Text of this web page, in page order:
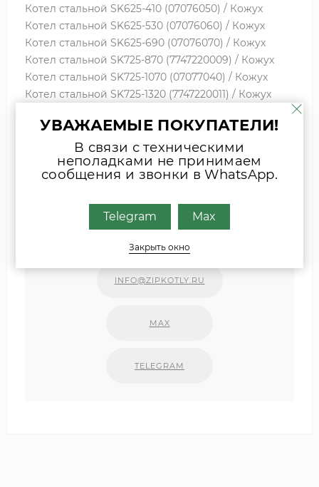
Котел стальной SK625-410 (07076050) / Кожух
Котел стальной SK625-530 (07076060) / Кожух
Котел стальной SK625-690 (07076070) / Кожух
Котел стальной SK725-870 (7747220009) / Кожух
Котел стальной SK725-1070 (07077040) / Кожух
Котел стальной SK725-1320 (7747220011) / Кожух
Если вы затрудняетесь с выбором
комплектующих, присылайте фото
удобным для Вас способом
INFO@ZIPKOTLY.RU
MAX
TELEGRAM
УВАЖАЕМЫЕ ПОКУПАТЕЛИ!
В связи с техническими
неполадками не принимаем
сообщения и звонки в WhatsApp.
Telegram Max
Закрыть окно